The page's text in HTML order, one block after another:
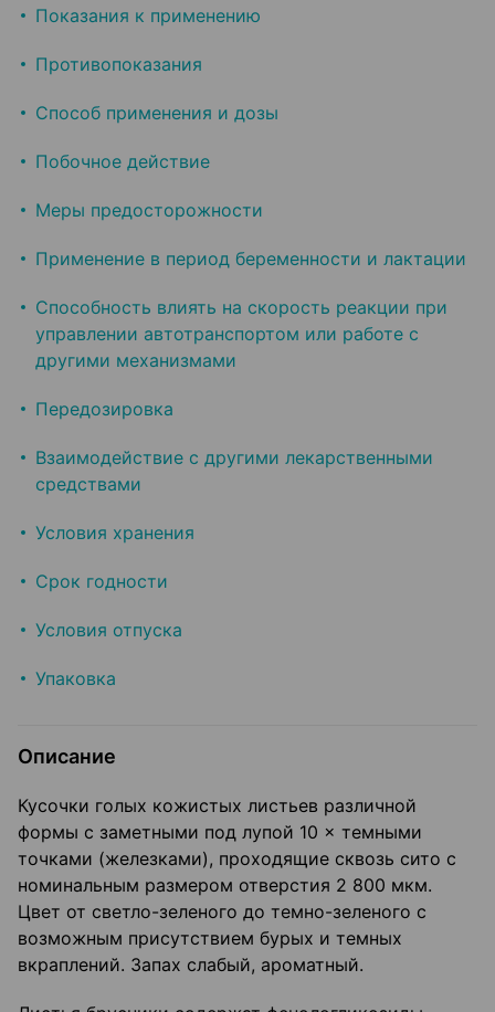
Показания к применению
Противопоказания
Способ применения и дозы
Побочное действие
Меры предосторожности
Применение в период беременности и лактации
Способность влиять на скорость реакции при
управлении автотранспортом или работе с
другими механизмами
Передозировка
Взаимодействие с другими лекарственными
средствами
Условия хранения
Срок годности
Условия отпуска
Упаковка
Описание
Кусочки голых кожистых листьев различной
формы с заметными под лупой 10 × темными
точками (железками), проходящие сквозь сито с
номинальным размером отверстия 2 800 мкм.
Цвет от светло-зеленого до темно-зеленого с
возможным присутствием бурых и темных
вкраплений. Запах слабый, ароматный.